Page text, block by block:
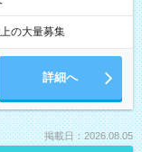
の大量募集
詳細へ
掲載日：2026.08.05